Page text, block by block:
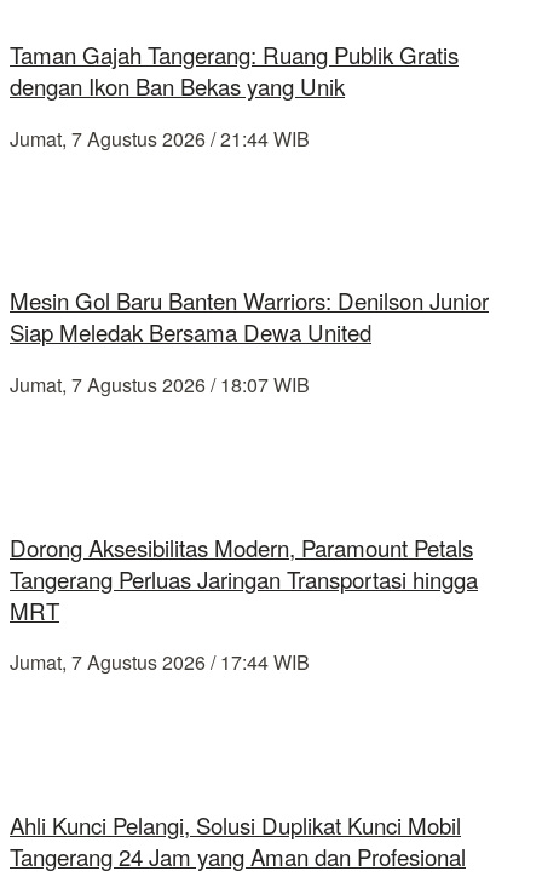
Taman Gajah Tangerang: Ruang Publik Gratis
dengan Ikon Ban Bekas yang Unik
Jumat, 7 Agustus 2026 / 21:44 WIB
Mesin Gol Baru Banten Warriors: Denilson Junior
Siap Meledak Bersama Dewa United
Jumat, 7 Agustus 2026 / 18:07 WIB
Dorong Aksesibilitas Modern, Paramount Petals
Tangerang Perluas Jaringan Transportasi hingga
MRT
Jumat, 7 Agustus 2026 / 17:44 WIB
Ahli Kunci Pelangi, Solusi Duplikat Kunci Mobil
Tangerang 24 Jam yang Aman dan Profesional